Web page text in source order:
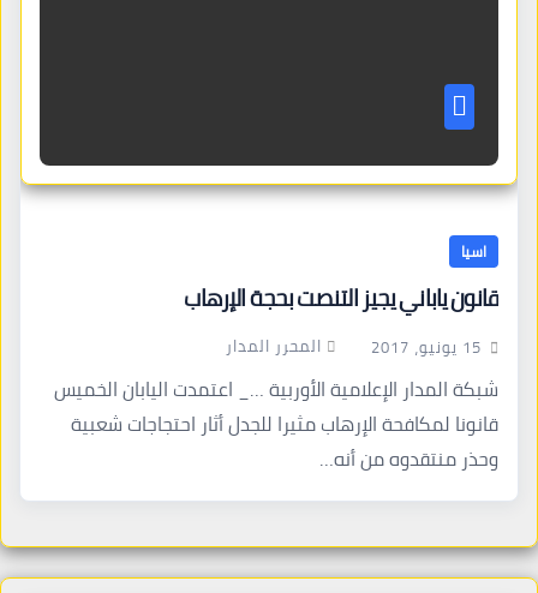
اسيا
قانون ياباني يجيز التنصت بحجة الإرهاب
15 يونيو، 2017 المحرر المدار
شبكة المدار الإعلامية الأوربية …_ اعتمدت اليابان الخميس
قانونا لمكافحة الإرهاب مثيرا للجدل أثار احتجاجات شعبية
وحذر منتقدوه من أنه…